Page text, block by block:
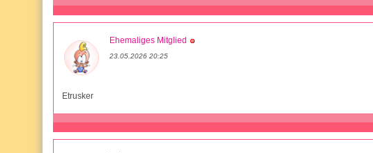
Ehemaliges Mitglied
23.05.2026 20:25
Etrusker